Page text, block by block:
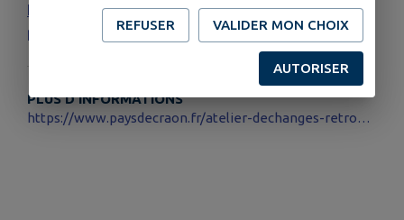
Lire plus de publications sur CalaméoLire plus de
publications sur Calaméo
PLUS D'INFORMATIONS
https://www.paysdecraon.fr/atelier-dechanges-retrouvez-le-programme-de-juillet-et-aout-2026/
REFUSER VALIDER MON CHOIX
AUTORISER